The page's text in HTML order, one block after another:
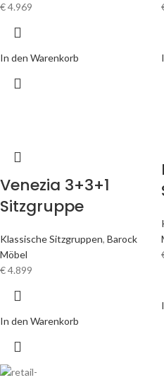
€4.969
In den Warenkorb
Venezia 3+3+1
Sitzgruppe
Klassische Sitzgruppen, Barock
Möbel
€4.899
In den Warenkorb